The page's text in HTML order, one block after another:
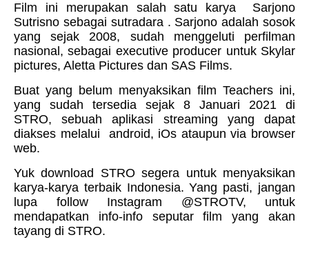
Film ini merupakan salah satu karya Sarjono
Sutrisno sebagai sutradara. Sarjono adalahsosok
yang sejak 2008, sudah menggeluti perfilman
nasional, sebagai executive producer untuk Skylar
pictures, Aletta Pictures dan SAS Films.
Buat yang belum menyaksikan film Teachers ini,
yang sudah tersedia sejak 8 Januari 2021 di
STRO, sebuah aplikasi streaming yang dapat
diakses melalui android, iOs ataupun via browser
web.
Yuk download STRO segera untuk menyaksikan
karya-karya terbaik Indonesia. Yang pasti, jangan
lupa follow Instagram @STROTV, untuk
mendapatkan info-info seputar film yang akan
tayang di STRO.